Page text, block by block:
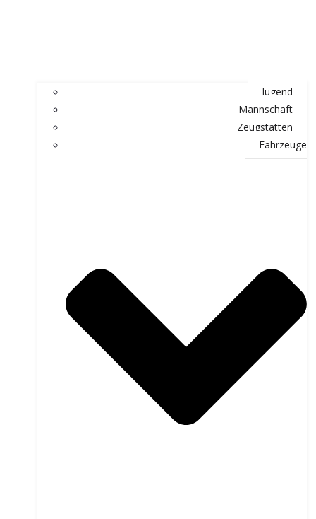
Jugend
Mannschaft
Zeugstätten
Fahrzeuge